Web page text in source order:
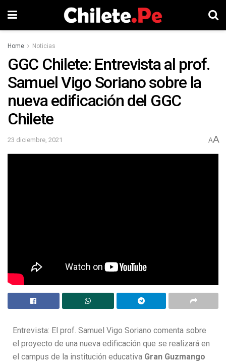
Home Noticias
GGC Chilete: Entrevista al prof.
Samuel Vigo Soriano sobre la
nueva edificación del GGC
Chilete
23 diciembre, 2021 AA
Entrevista: El prof. Samuel Vigo Soriano comenta sobre
el proyecto de una nueva edificación que se realizará en
el campus de la institución educativa Gran Guzmango